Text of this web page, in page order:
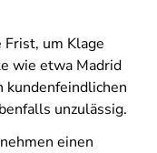
um Klage
wie etwa Madrid
kundenfeindlichen
unzulässig.
einen